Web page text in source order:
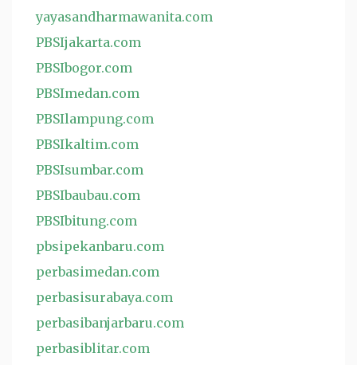
yayasandharmawanita.com
PBSIjakarta.com
PBSIbogor.com
PBSImedan.com
PBSIlampung.com
PBSIkaltim.com
PBSIsumbar.com
PBSIbaubau.com
PBSIbitung.com
pbsipekanbaru.com
perbasimedan.com
perbasisurabaya.com
perbasibanjarbaru.com
perbasiblitar.com